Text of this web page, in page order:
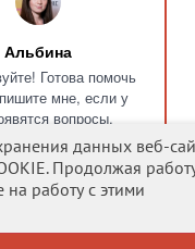
Альбина
Готова помочь
мне, если у
вопросы.
данных веб-
Продолжая
на работу с этими